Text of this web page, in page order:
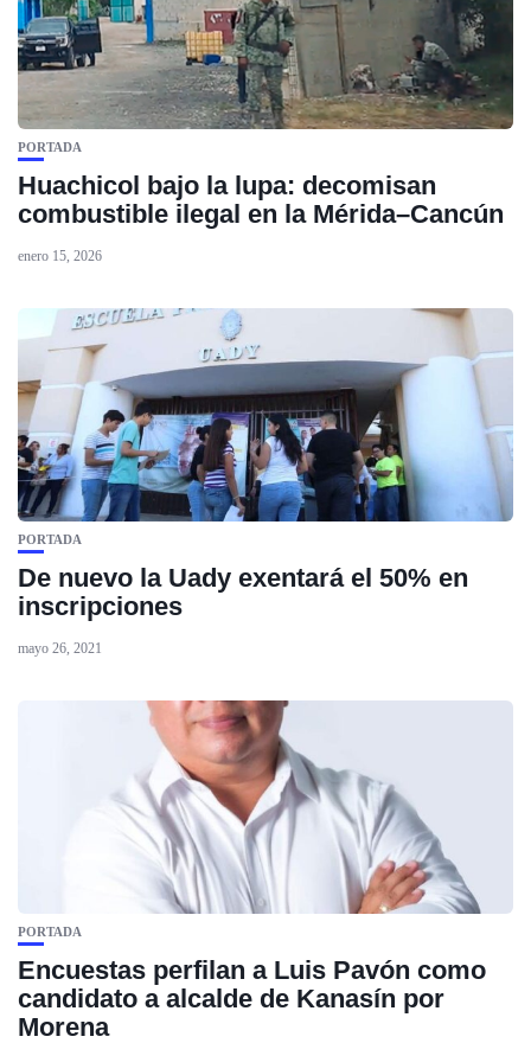
PORTADA
Huachicol bajo la lupa: decomisan
combustible ilegal en la Mérida–Cancún
enero 15, 2026
PORTADA
De nuevo la Uady exentará el 50% en
inscripciones
mayo 26, 2021
PORTADA
Encuestas perfilan a Luis Pavón como
candidato a alcalde de Kanasín por
Morena